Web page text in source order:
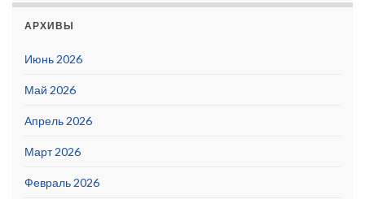
АРХИВЫ
Июнь 2026
Май 2026
Апрель 2026
Март 2026
Февраль 2026